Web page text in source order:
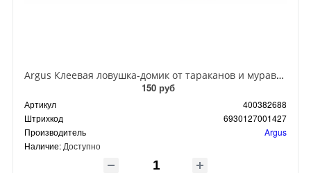
Argus Клеевая ловушка-домик от тараканов и муравьев
150 руб
Артикул
400382688
Штрихкод
6930127001427
Производитель
Argus
Наличие: Доступно